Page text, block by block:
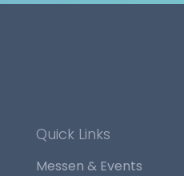
Quick Links
Messen & Events